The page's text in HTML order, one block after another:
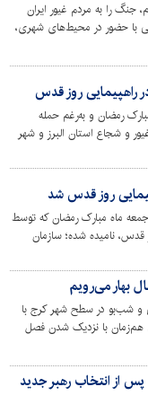
جنگ را به مردم غیور ایران
با حضور در محیط‌های شهری،
روز از جنگ تحمیلی در
عادی زندگی شهروندان در
حال و هوای بهاری و استقبال
شهر را روایت می‌کند.
راهپیمایی روز قدس
رمضان و به‌رغم حمله
و شجاع استان البرز و شهر
در راهپیمایی دشمن‌شکن روز
روز قدس شد
ماه مبارک رمضان که توسط
قدس، نامیده شده؛ سازمان
شهرداری کرج نسبت به اکران
شهر برای برپایی هر
اقدام کرده است.
بهار می‌رویم
شب‌بو در سطح شهر کرج با
با نزدیک شدن فصل
بوستان‌ها، بلوارها، و میادین
از انتخاب رهبر جدید